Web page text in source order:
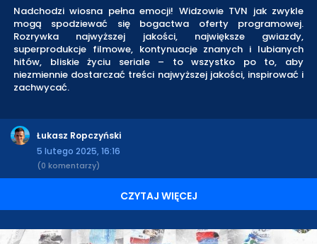
Nadchodzi wiosna pełna emocji! Widzowie TVN jak zwykle
mogą spodziewać się bogactwa oferty programowej.
Rozrywka najwyższej jakości, największe gwiazdy,
superprodukcje filmowe, kontynuacje znanych i lubianych
hitów, bliskie życiu seriale – to wszystko po to, aby
niezmiennie dostarczać treści najwyższej jakości, inspirować i
zachwycać.
Łukasz Ropczyński
5 lutego 2025, 16:16
(0 komentarzy)
CZYTAJ WIĘCEJ